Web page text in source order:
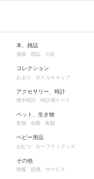
本、雑誌
漫画 雑誌 小説
コレクション
おまけ ボトルキャップ
アクセサリー、時計
懐中時計 時計用ケース
ペット、生き物
魚類 虫類 鳥類
ベビー用品
おむつ セーフティグッズ
その他
情報 役務、サービス